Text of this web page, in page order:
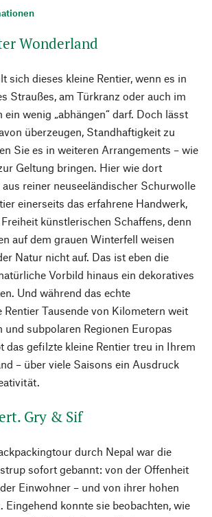
Wonderland
sich dieses kleine Rentier, wenn es in
Straußes, am Türkranz oder auch im
wenig „abhängen“ darf. Doch lässt
überzeugen, Standhaftigkeit zu
Sie es in weiteren Arrangements – wie
Geltung bringen. Hier wie dort
reiner neuseeländischer Schurwolle
einerseits das erfahrene Handwerk,
künstlerischen Schaffens, denn
auf dem grauen Winterfell weisen
Natur nicht auf. Das ist eben die
Vorbild hinaus ein dekoratives
Und während das echte
Rentier Tausende von Kilometern weit
und subpolaren Regionen Europas
das gefilzte kleine Rentier treu in Ihrem
– über viele Saisons ein Ausdruck
Gry & Sif
durch Nepal war die
sofort gebannt: von der Offenheit
Einwohner – und von ihrer hohen
Eingehend konnte sie beobachten, wie